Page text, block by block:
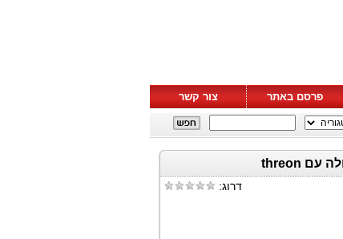
פרסם באתר צור קשר
דרוג: